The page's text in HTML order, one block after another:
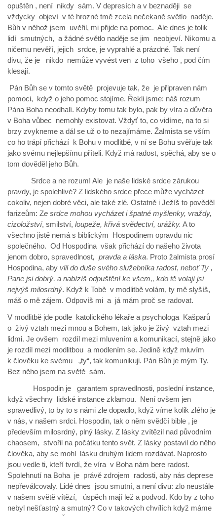
opuštěn , není nikdy sám. V depresích a v beznaději se
vždycky objeví v té hrozné tmě zcela nečekaně světlo naděje.
Bůh v něhož jsem uvěřil, mi přijde na pomoc. Ale dnes je tolik
lidí smutných, a žádné světlo naděje se jim neobjeví. Nikomu a
ničemu nevěří, jejich srdce, je vyprahlé a prázdné. Tak není
divu, že je nikdo nemůže vyvést ven z toho všeho , pod čím
klesají.
Pán Bůh se v tomto světě projevuje tak, že je připraven nám
pomoci, když o jeho pomoc stojíme. Řekli jsme: náš rozum
Pána Boha neodhalí. Kdyby tomu tak bylo, pak by víra a důvěra
v Boha vůbec nemohly existovat. Vždyť to, co vidíme, na to si
brzy zvykneme a dál se už o to nezajímáme. Žalmista se vším
co ho trápí přichází k Bohu v modlitbě, v ní se Bohu svěřuje tak
jako svému nejlepšímu příteli. Když má radost, spěchá, aby se o
tom dověděl jeho Bůh.
Srdce a ne rozum! Ale je naše lidské srdce zárukou
pravdy, je spolehlivé? Z lidského srdce přece může vycházet
cokoliv, nejen dobré věci, ale také zlé. Ostatně i Ježíš to pověděl
farizeům: Ze srdce mohou vycházet i špatné myšlenky, vraždy,
cizoložství, smilství, loupeže, křivá svědectví, urážky. A to
všechno jistě nemá s biblickým Hospodinem opravdu nic
společného. Od Hospodina však přichází do našeho života
jenom dobro, spravedlnost, pravda a láska. Proto žalmista prosí
Hospodina, aby vlil do duše svého služebníka radost, neboť Ty ,
Pane jsi dobrý, a nabízíš odpuštění ke všem,, kdo tě volají jsi
nejvýš milosrdný. Když k Tobě v modlitbě volám, ty mě slyšíš,
máš o mě zájem. Odpovíš mi a já mám proč se radovat.
V modlitbě jde podle katolického lékaře a psychologa Kašparů
o živý vztah mezi mnou a Bohem, tak jako je živý vztah mezi
lidmi. Je ovšem rozdíl mezi mluvením a komunikací, stejně jako
je rozdíl mezi modlitbou a modlením se. Jedině když mluvím
k člověku ke svému „ty“, tak komunikuji. Pán Bůh je mým Ty.
Bez něho jsem na světě sám.
Hospodin je garantem spravedlnosti, poslední instance,
když všechny lidské instance zklamou. Není ovšem jen
spravedlivý, to by to s námi zle dopadlo, když víme kolik zlého je
v nás, v našem srdci. Hospodin, tak o něm svědčí bible , je
především milosrdný, plný lásky. Z lásky zvítězil nad původním
chaosem, stvořil na počátku tento svět. Z lásky postavil do něho
člověka, aby se mohl lásku druhým lidem rozdávat. Naprosto
jsou vedle ti, kteří tvrdí, že víra v Boha nám bere radost.
Spolehnutí na Boha je právě zdrojem radosti, aby nás deprese
nepřeválcovaly. Lidé dnes jsou smutní, a není divu: zlo neustále
v našem světě vítězí, úspěch mají lež a podvod. Kdo by z toho
nebyl nešťastný a smutný? Co v takových chvílích když máme